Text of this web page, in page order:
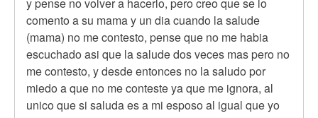
y pense no volver a hacerlo, pero creo que se lo
comento a su mama y un dia cuando la salude
(mama) no me contesto, pense que no me habia
escuchado asi que la salude dos veces mas pero no
me contesto, y desde entonces no la saludo por
miedo a que no me conteste ya que me ignora, al
unico que si saluda es a mi esposo al igual que yo